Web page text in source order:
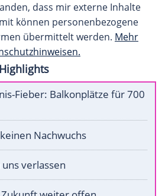
dass mir externe Inhalte
können personenbezogene
übermittelt werden. Mehr
Fieber: Balkonplätze für 700
Nachwuchs
verlassen